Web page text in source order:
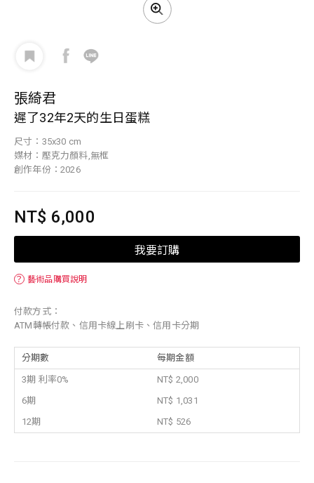
張綺君
遲了32年2天的生日蛋糕
尺寸：35x30 cm
媒材：壓克力顏料,無框
創作年份：2026
NT$ 6,000
我要訂購
？ 藝術品購買說明
付款方式：
ATM轉帳付款、信用卡線上刷卡、信用卡分期
分期數 每期金額
3期 利率0%
NT$ 2,000
6期
NT$ 1,031
12期
NT$ 526